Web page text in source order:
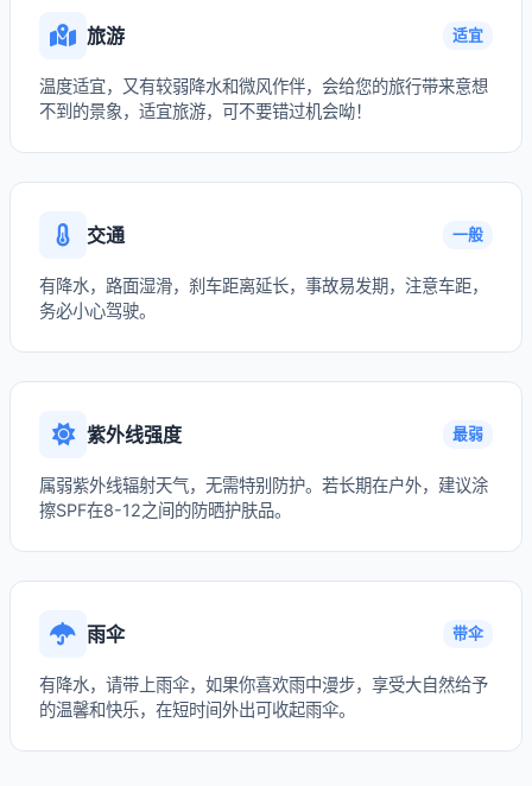
旅游 适宜
温度适宜，又有较弱降水和微风作伴，会给您的旅行带来意想
不到的景象，适宜旅游，可不要错过机会呦！
交通 一般
有降水，路面湿滑，刹车距离延长，事故易发期，注意车距，
务必小心驾驶。
紫外线强度 最弱
属弱紫外线辐射天气，无需特别防护。若长期在户外，建议涂
擦SPF在8-12之间的防晒护肤品。
雨伞 带伞
有降水，请带上雨伞，如果你喜欢雨中漫步，享受大自然给予
的温馨和快乐，在短时间外出可收起雨伞。